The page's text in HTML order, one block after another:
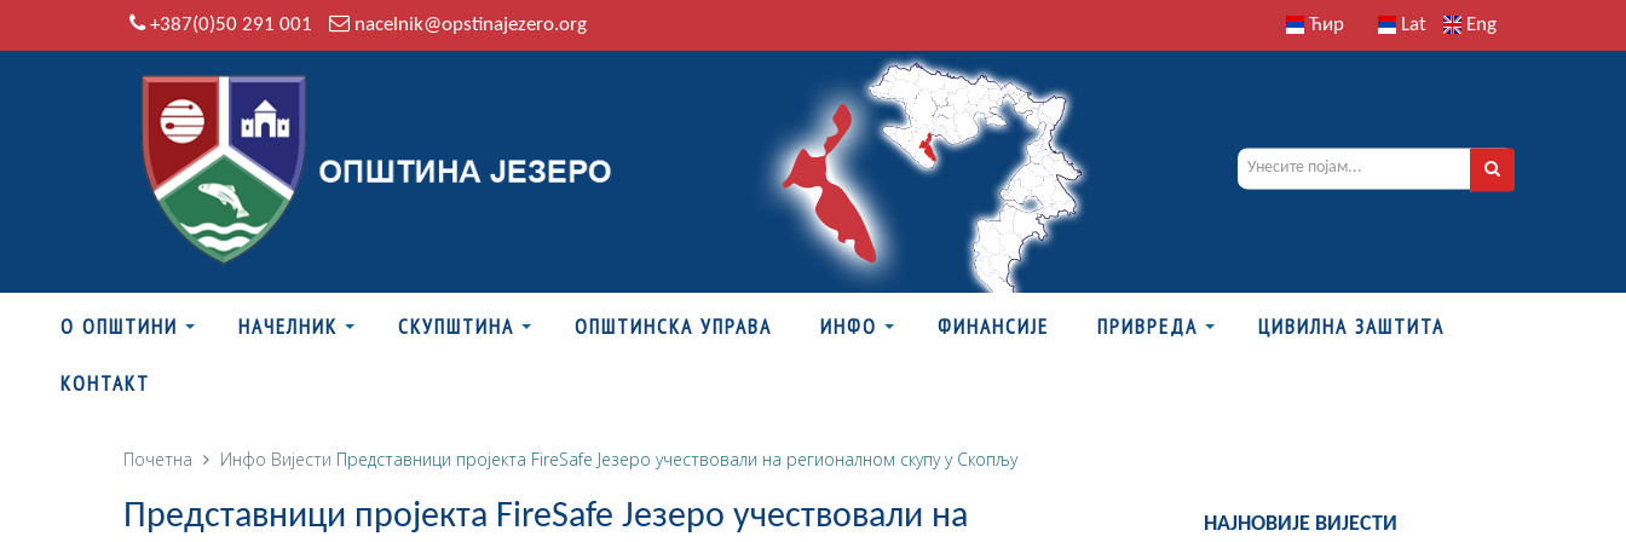
+387(0)50 291 001 nacelnik@opstinajezero.org Ћир Lat Eng
О ОПШТИНИ НАЧЕЛНИК СКУПШТИНА ОПШТИНСКА УПРАВА ИНФО ФИНАНСИЈЕ ПРИВРЕДА ЦИВИЛНА ЗАШТИТА
КОНТАКТ
Почетна Инфо Вијести Представници пројекта FireSafe Језеро учествовали на регионалном скупу у Скопљу
Представници пројекта FireSafe Језеро учествовали на
НАЈНОВИЈЕ ВИЈЕСТИ